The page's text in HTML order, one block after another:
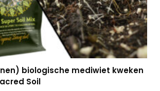
biologische mediwiet kweken
Soil